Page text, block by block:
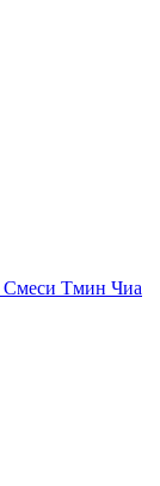
Смеси Тмин Чиа